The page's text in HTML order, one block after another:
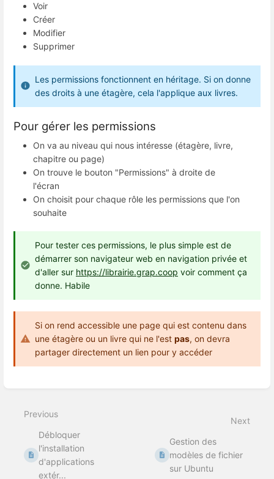
Voir
Créer
Modifier
Supprimer
Les permissions fonctionnent en héritage. Si on donne
des droits à une étagère, cela l'applique aux livres.
Pour gérer les permissions
On va au niveau qui nous intéresse (étagère, livre,
chapitre ou page)
On trouve le bouton "Permissions" à droite de
l'écran
On choisit pour chaque rôle les permissions que l'on
souhaite
Pour tester ces permissions, le plus simple est de
démarrer son navigateur web en navigation privée et
d'aller sur https://librairie.grap.coop voir comment ça
donne. Habile
Si on rend accessible une page qui est contenu dans
une étagère ou un livre qui ne l'est pas, on devra
partager directement un lien pour y accéder
mode
Previous
Débloquer
l'installation
d'applications
extér...
Next
Gestion des
modèles de fichier
sur Ubuntu